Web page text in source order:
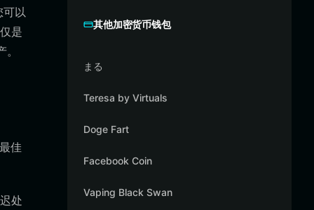
可以
是
佳
处
其他加密货币钱包
まる
Teresa by Virtuals
Doge Fart
Facebook Coin
Vaping Black Swan